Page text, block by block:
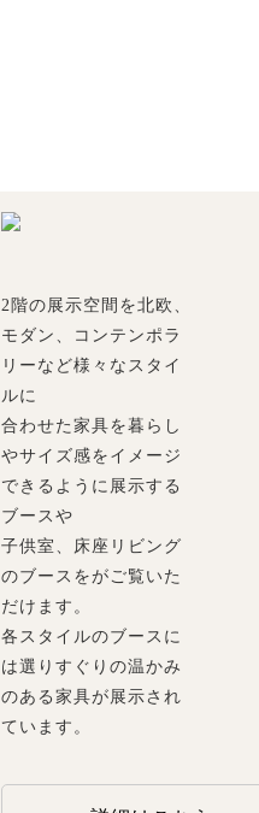
2階の展示空間を北欧、
モダン、コンテンポラ
リーなど様々なスタイ
ルに
合わせた家具を暮らし
やサイズ感をイメージ
できるように展示する
ブースや
子供室、床座リビング
のブースをがご覧いた
だけます。
各スタイルのブースに
は選りすぐりの温かみ
のある家具が展示され
ています。